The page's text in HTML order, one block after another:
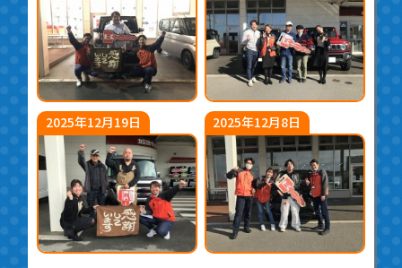
2025年12月19日 2025年12月8日